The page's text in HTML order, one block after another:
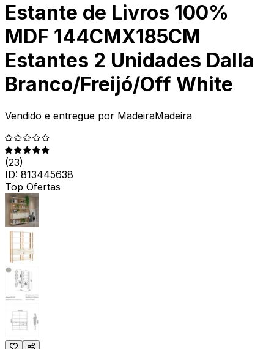
Estante de Livros 100%
MDF 144CMX185CM
Estantes 2 Unidades Dalla
Branco/Freijó/Off White
Vendido e entregue por MadeiraMadeira
(23)
ID: 813445638
Top Ofertas